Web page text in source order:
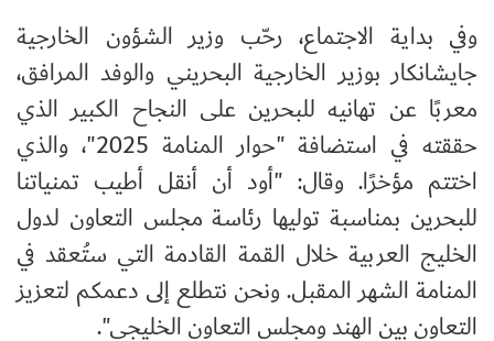
وفي بداية الاجتماع، رحّب وزير الشؤون الخارجية
جايشانكار بوزير الخارجية البحريني والوفد المرافق،
معربًا عن تهانيه للبحرين على النجاح الكبير الذي
حققته في استضافة "حوار المنامة 2025"، والذي
اختتم مؤخرًا. وقال: "أود أن أنقل أطيب تمنياتنا
للبحرين بمناسبة توليها رئاسة مجلس التعاون لدول
الخليج العربية خلال القمة القادمة التي ستُعقد في
المنامة الشهر المقبل. ونحن نتطلع إلى دعمكم لتعزيز
التعاون بين الهند ومجلس التعاون الخليجي".